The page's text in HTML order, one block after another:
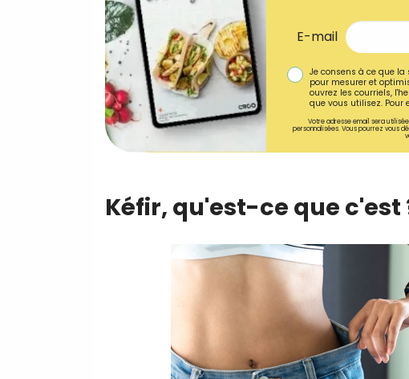
E-mail
Je consens à ce que
pour mesurer et
ouvrez les courriels,
que vous utilisez. Pour
Votre adresse email sera
personnalisées. Vous pourrez vous
Kéfir, qu'est-ce que c'est